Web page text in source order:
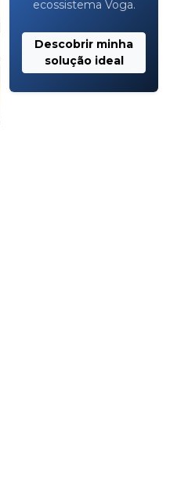
ecossistema Voga.
Descobrir minha
solução ideal